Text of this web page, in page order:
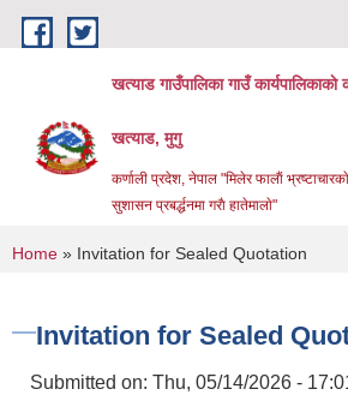
Skip to main content
खत्याड गाउँपालिका गाउँ कार्यपालिकाकाे
खत्याड, मुगु
कर्णाली प्रदेश, नेपाल "मिलेर फालाैं
सुशासन प्रबर्द्धनमा गराै‌ हातेमालाे"
You are here
Home » Invitation for Sealed Quotation
Invitation for Sealed
Submitted on: Thu, 05/14/2026 -